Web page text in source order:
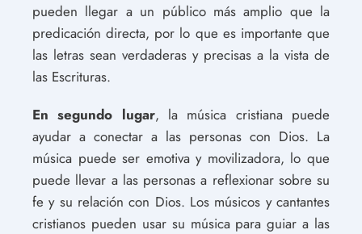
pueden llegar a un público más amplio que la
predicación directa, por lo que es importante que
las letras sean verdaderas y precisas a la vista de
las Escrituras.
En segundo lugar, la música cristiana puede
ayudar a conectar a las personas con Dios. La
música puede ser emotiva y movilizadora, lo que
puede llevar a las personas a reflexionar sobre su
fe y su relación con Dios. Los músicos y cantantes
cristianos pueden usar su música para guiar a las